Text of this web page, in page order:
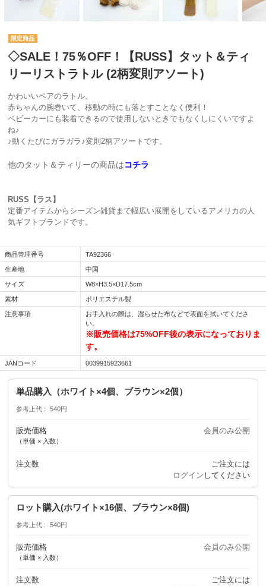
◇SALE！75％OFF！【RUSS】タット＆ティ
リーリストラトル (2柄変則アソート)
かわいいベアのラトル。
赤ちゃんの腕巻いて、移動の時にも落とすことなく便利！
ベビーカーにも装着できるので使用しないときでもなくしにくいですよ
ね♪
♪動くたびにガラガラ♪変則2柄アソートです。
他のタット＆ティリーの商品はコチラ
RUSS【ラス】
定番アイテムからシーズン雑貨まで幅広い展開をしているアメリカの人
気ギフトブランドです。
商品管理番号 TA92366
生産地 中国
サイズ W8×H3.5×D17.5cm
素材 ポリエステル製
注意事項
お手入れの際は、湿らせた布などで表面を拭いてくださ
い。
※販売価格は75%OFF後の表示になっておりま
す。
JANコード 0039915923661
単品購入（ホワイト×4個、ブラウン×2個）
参考上代 540円
販売価格
（単価 × 入数）
会員のみ公開
注文数
ご注文には
ログイン してください
ロット購入(ホワイト×16個、ブラウン×8個)
参考上代 540円
販売価格
（単価 × 入数）
会員のみ公開
注文数
ご注文には